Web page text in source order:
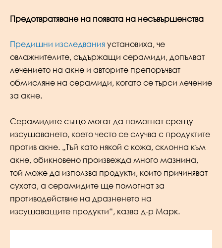
Предотвратяване на появата на несъвършенства
Предишни изследвания установиха, че
овлажнителите, съдържащи серамиди, допълват
лечението на акне и авторите препоръчват
обмисляне на серамиди, когато се търси лечение
за акне.
Серамидите също могат да помогнат срещу
изсушаването, което често се случва с продуктите
против акне. „Тъй като някой с кожа, склонна към
акне, обикновено произвежда много мазнина,
той може да използва продукти, които причиняват
сухота, а серамидите ще помогнат за
противодействие на дразненето на
изсушаващите продукти“, казва д-р Марк.